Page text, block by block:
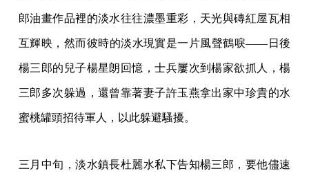
郎油畫作品裡的淡水往往濃墨重彩，天光與磚紅屋瓦相
互輝映，然而彼時的淡水現實是一片風聲鶴唳——日後
楊三郎的兒子楊星朗回憶，士兵屢次到楊家欲抓人，楊
三郎多次躲過，還曾靠著妻子許玉燕拿出家中珍貴的水
蜜桃罐頭招待軍人，以此躲避騷擾。
三月中旬，淡水鎮長杜麗水私下告知楊三郎，要他儘速